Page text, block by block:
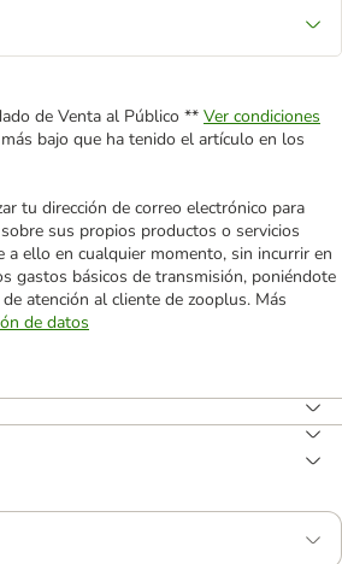
de Venta al Público ** Ver condiciones
bajo que ha tenido el artículo en los
tu dirección de correo electrónico para
sus propios productos o servicios
a ello en cualquier momento, sin incurrir en
gastos básicos de transmisión, poniéndote
atención al cliente de zooplus. Más
de datos